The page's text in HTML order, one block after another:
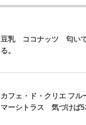
豆乳 ココナッツ 匂いで
る。
カフェ・ド・クリエ フル
マーシトラス 気づけば5